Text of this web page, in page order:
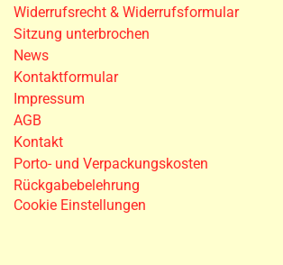
Widerrufsrecht & Widerrufsformular
Sitzung unterbrochen
News
Kontaktformular
Impressum
AGB
Kontakt
Porto- und Verpackungskosten
Rückgabebelehrung
Cookie Einstellungen